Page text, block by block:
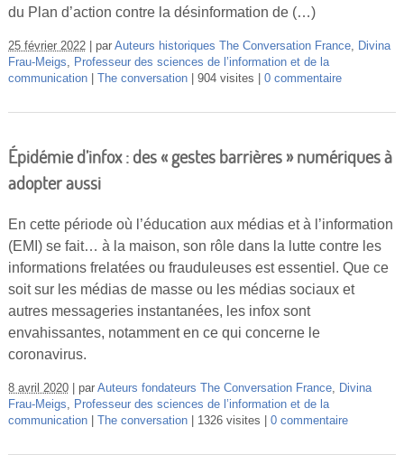
du Plan d’action contre la désinformation de (…)
25 février 2022 par Auteurs historiques The Conversation France, Divina
Frau-Meigs, Professeur des sciences de l’information et de la
communication
The conversation 904 visites 0 commentaire
Épidémie d’infox : des « gestes barrières » numériques à
adopter aussi
En cette période où l’éducation aux médias et à l’information
(EMI) se fait… à la maison, son rôle dans la lutte contre les
informations frelatées ou frauduleuses est essentiel. Que ce
soit sur les médias de masse ou les médias sociaux et
autres messageries instantanées, les infox sont
envahissantes, notamment en ce qui concerne le
coronavirus.
8 avril 2020 par Auteurs fondateurs The Conversation France, Divina
Frau-Meigs, Professeur des sciences de l’information et de la
communication
The conversation 1326 visites 0 commentaire